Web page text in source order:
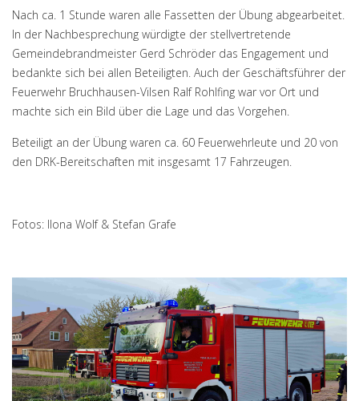
Nach ca. 1 Stunde waren alle Fassetten der Übung abgearbeitet.
In der Nachbesprechung würdigte der stellvertretende
Gemeindebrandmeister Gerd Schröder das Engagement und
bedankte sich bei allen Beteiligten. Auch der Geschäftsführer der
Feuerwehr Bruchhausen-Vilsen Ralf Rohlfing war vor Ort und
machte sich ein Bild über die Lage und das Vorgehen.
Beteiligt an der Übung waren ca. 60 Feuerwehrleute und 20 von
den DRK-Bereitschaften mit insgesamt 17 Fahrzeugen.
Fotos: Ilona Wolf & Stefan Grafe